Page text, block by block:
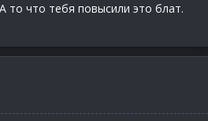
то что тебя повысили это блат.